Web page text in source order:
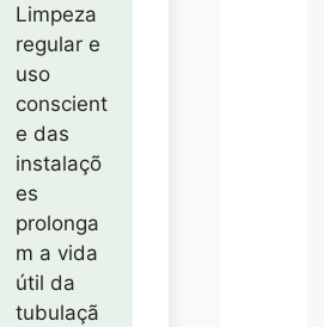
Limpeza
regular e
uso
conscient
e das
instalaçõ
es
prolonga
m a vida
útil da
tubulaçã